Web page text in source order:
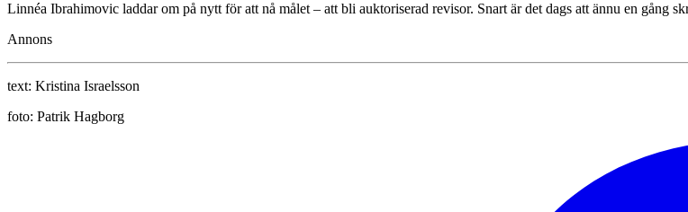
Linnéa Ibrahimovic laddar om på nytt för att nå målet – att bli auktoriserad revisor. Snart är det dags att ännu en gång
Annons
text: Kristina Israelsson
foto: Patrik Hagborg